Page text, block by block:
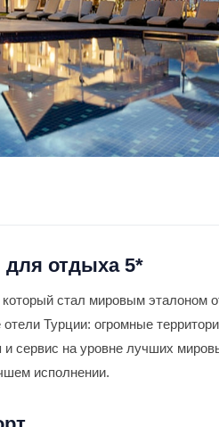
отдыха 5*
стал мировым эталоном
Турции: огромные
сервис на уровне лучших
исполнении.